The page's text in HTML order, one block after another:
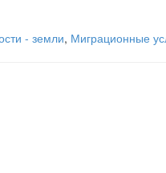
- земли, Миграционные